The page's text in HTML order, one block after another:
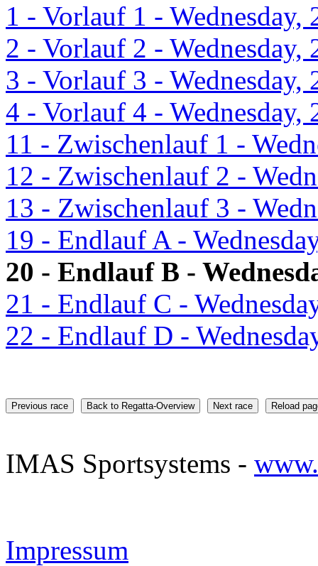
1 - Vorlauf 1 - Wednesday,
2 - Vorlauf 2 - Wednesday,
3 - Vorlauf 3 - Wednesday,
4 - Vorlauf 4 - Wednesday,
11 - Zwischenlauf 1 -
12 - Zwischenlauf 2 -
13 - Zwischenlauf 3 -
19 - Endlauf A -
20 - Endlauf B -
21 - Endlauf C -